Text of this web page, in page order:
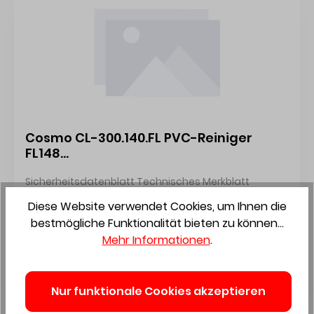
Cosmo CL-300.140.FL PVC-Reiniger
FL148
Cosmofen 20 nicht anlösend
Sicherheitsdatenblatt Technisches Merkblatt
Preis auf Anfrage
Art.: 4204601
Diese Website verwendet Cookies, um Ihnen die
bestmögliche Funktionalität bieten zu können...
Mehr Informationen.
Nur funktionale Cookies akzeptieren